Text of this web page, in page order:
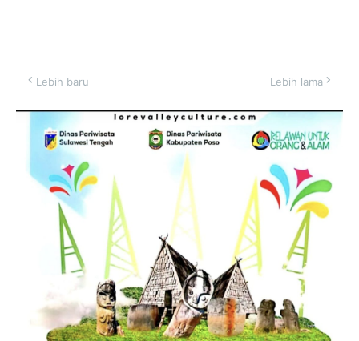
Lebih baru Lebih lama